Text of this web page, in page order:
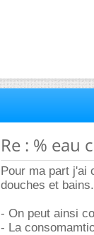
Re : % eau
Pour ma part j'ai
douches et
- On peut ainsi
- La